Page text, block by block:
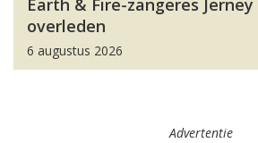
Earth & Fire-zangeres
overleden
6 augustus 2026
Advertentie